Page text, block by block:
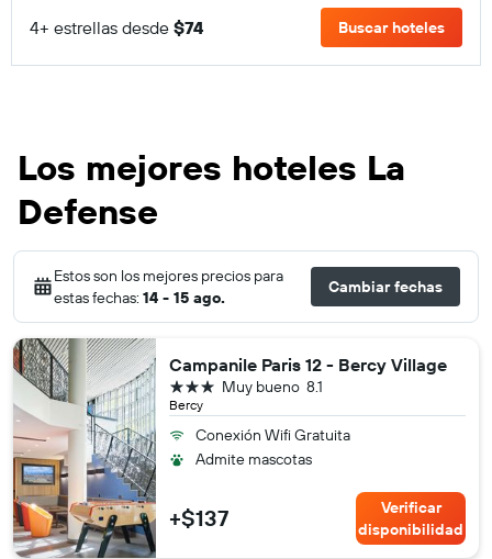
4+ estrellas desde $74 Buscar hoteles
Los mejores hoteles La
Defense
Estos son los mejores precios para
estas fechas: 14 - 15 ago.
Cambiar fechas
Campanile Paris 12 - Bercy Village
Bercy
8.1
Muy bueno
3 estrellas
Conexión Wifi Gratuita
Admite mascotas
+$137
Verificar
disponibilidad